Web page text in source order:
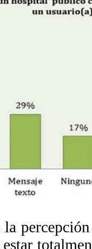
la